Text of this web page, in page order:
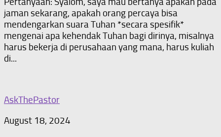
jaman sekarang, apakah orang percaya bisa
mendengarkan suara Tuhan *secara spesifik*
mengenai apa kehendak Tuhan bagi dirinya, misalnya
harus bekerja di perusahaan yang mana, harus kuliah
di...
AskThePastor
August 18, 2024